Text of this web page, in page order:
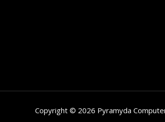
Copyright © 2026 Pyramyda